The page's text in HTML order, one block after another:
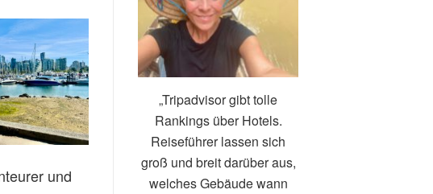
und
„Tripadvisor gibt tolle
Rankings über Hotels.
Reiseführer lassen sich
groß und breit darüber aus,
welches Gebäude wann